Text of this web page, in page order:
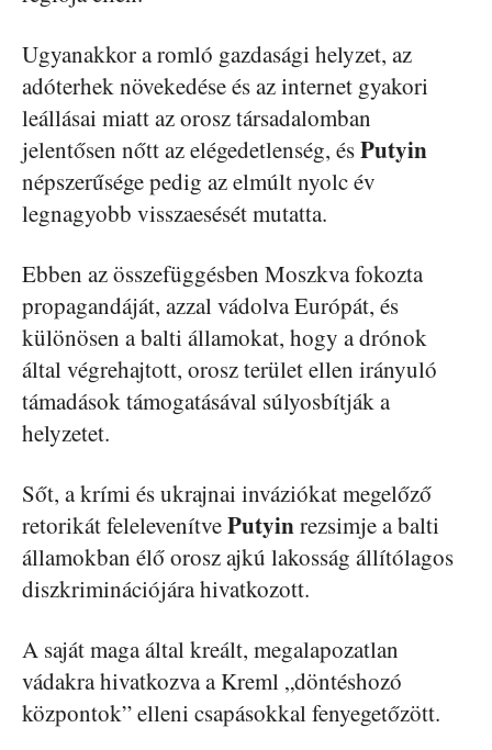
Ugyanakkor a romló gazdasági helyzet, az
adóterhek növekedése és az internet gyakori
leállásai miatt az orosz társadalomban
jelentősen nőtt az elégedetlenség, ésPutyin
népszerűsége pedig az elmúlt nyolc év
legnagyobb visszaesését mutatta.
Ebben az összefüggésben Moszkva fokozta
propagandáját, azzal vádolva Európát, és
különösen a balti államokat, hogy a drónok
által végrehajtott, orosz terület ellen irányuló
támadások támogatásával súlyosbítják a
helyzetet.
Sőt, a krími és ukrajnai inváziókat megelőző
retorikát felelevenítvePutyinrezsimje a balti
államokban élő orosz ajkú lakosság állítólagos
diszkriminációjára hivatkozott.
A saját maga által kreált, megalapozatlan
vádakra hivatkozva a Kreml „döntéshozó
központok” elleni csapásokkal fenyegetőzött.